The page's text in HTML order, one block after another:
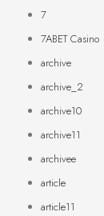
7
7ABET Casino
archive
archive_2
archive10
archive11
archivee
article
article11